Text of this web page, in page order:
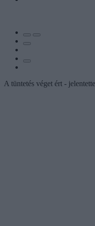
A tüntetés véget ért -